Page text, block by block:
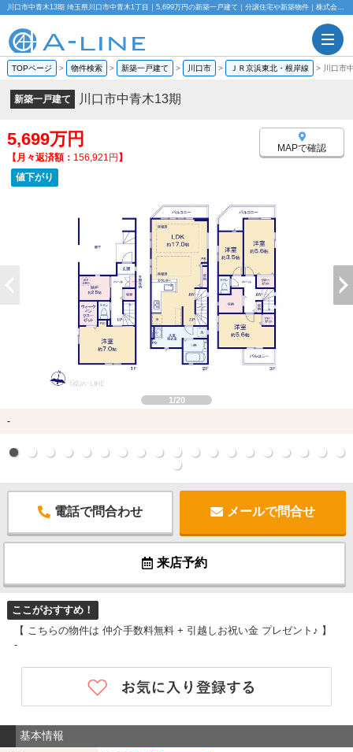
川口市中青木13期 埼玉県川口市中青木1丁目｜5,699万円の新築一戸建て｜分譲住宅や新築物件｜株式会社A-LINE
TOPページ > 物件検索 > 新築一戸建て > 川口市 > ＪＲ京浜東北・根岸線 > 川口市
新築一戸建て 川口市中青木13期
5,699万円
【月々返済額： 156,921円】
値下がり
MAPで確認
1/20
-
電話で問合わせ メールで問合せ
来店予約
ここがおすすめ！
【 こちらの物件は 仲介手数料無料 + 引越しお祝い金 プレゼント♪ 】
-
基本情報